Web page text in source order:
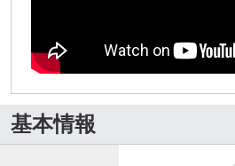
基本情報